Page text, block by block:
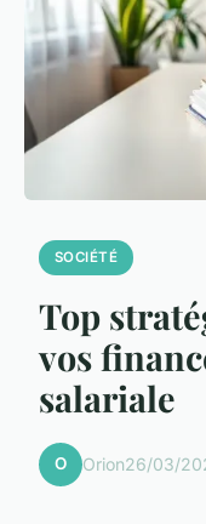
SOCIÉTÉ
Top
vos
salariale
O Orion26/03/